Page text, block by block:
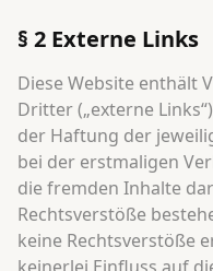
§ 2 Externe Links
Diese Website enthält
Dritter („externe
der Haftung der
bei der erstmaligen
die fremden Inhalte
Rechtsverstöße
keine Rechtsverstöße